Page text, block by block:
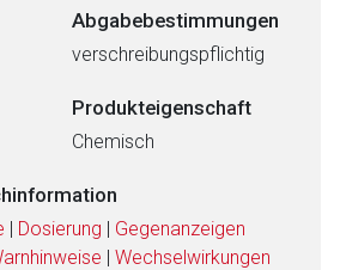
Abgabebestimmungen
verschreibungspflichtig
Produkteigenschaft
Chemisch
| Dosierung | Gegenanzeigen
| Wechselwirkungen